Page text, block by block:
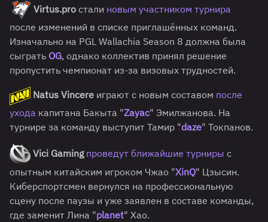
Virtus.pro стали новым участником турнира
после изменений в списке приглашённых команд.
Изначально на PGL Wallachia Season 8 должна была
сыграть OG, однако коллектив принял решение
пропустить чемпионат из-за визовых трудностей.
Natus Vincere играют с новым составом после
ухода капитана Бакыта "Zayac" Эмилжанова. На
турнире за команду выступит Тамир "daze" Токпанов.
Vici Gaming проведут ближайшие турниры с
опытным китайским игроком Чжао "XinQ" Цзысин.
Киберспортсмен вернулся на профессиональную
сцену после паузы и уже заявлен в составе команды,
где заменит Лина "planet" Хао.